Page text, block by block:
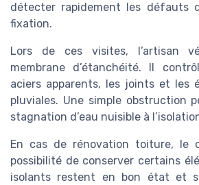
détecter rapidement les défauts
fixation.
Lors de ces visites, l’artisan
membrane d’étanchéité. Il
aciers apparents, les joints et les
pluviales. Une simple obstruction
stagnation d’eau nuisible à
En cas de rénovation toiture, le
possibilité de conserver certains
isolants restent en bon état et